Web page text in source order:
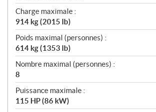
Charge maximale :
914 kg (2015 lb)
Poids maximal (personnes) :
614 kg (1353 lb)
Nombre maximal (personnes) :
8
Puissance maximale :
115 HP (86 kW)